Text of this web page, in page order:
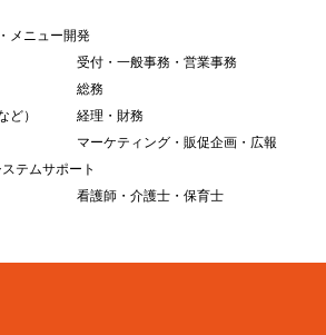
メニュー開発
受付・一般事務・営業事務
総務
ど）
経理・財務
マーケティング・販促企画・広報
テムサポート
看護師・介護士・保育士